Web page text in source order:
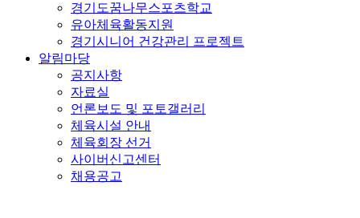
경기도꿈나무스포츠학교
유아체육활동지원
경기시니어 건강관리 프로젝트
알림마당
공지사항
자료실
언론보도 및 포토갤러리
체육시설 안내
체육회장 선거
사이버신고센터
채용공고